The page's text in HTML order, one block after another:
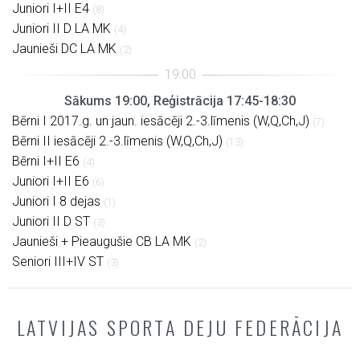
Juniori I+II E4 (8)
Juniori II D LA MK (4)
Jaunieši DC LA MK (2)
Sākums 19:00, Reģistrācija 17:45-18:30
Bērni I 2017.g. un jaun. iesācēji 2.-3.līmenis (W,Q,Ch,J) (7)
Bērni II iesācēji 2.-3.līmenis (W,Q,Ch,J) (13)
Bērni I+II E6 (4)
Juniori I+II E6 (6)
Juniori I 8 dejas (1)
Juniori II D ST (3)
Jaunieši + Pieaugušie CB LA MK (2)
Seniori III+IV ST (3)
LATVIJAS SPORTA DEJU FEDERĀCIJA